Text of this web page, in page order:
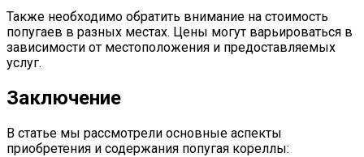
Также необходимо обратить внимание на стоимость
попугаев в разных местах. Цены могут варьироваться в
зависимости от местоположения и предоставляемых
услуг.
Заключение
В статье мы рассмотрели основные аспекты
приобретения и содержания попугая кореллы: